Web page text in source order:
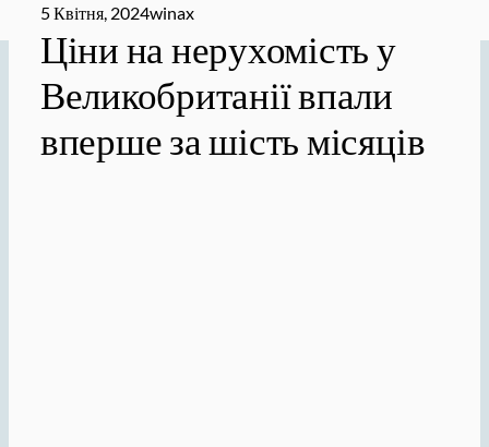
5 Квітня, 2024winax
Ціни на нерухомість у
Великобританії впали
вперше за шість місяців